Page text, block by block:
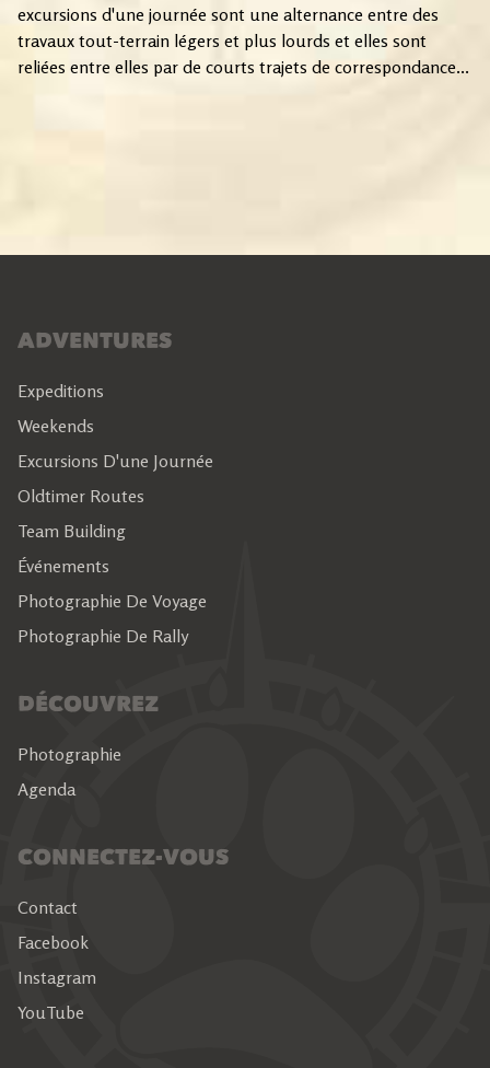
excursions d'une journée sont une alternance entre des
travaux tout-terrain légers et plus lourds et elles sont
reliées entre elles par de courts trajets de correspondance...
ADVENTURES
Expeditions
Weekends
Excursions D'une Journée
Oldtimer Routes
Team Building
Événements
Photographie De Voyage
Photographie De Rally
DÉCOUVREZ
Photographie
Agenda
CONNECTEZ-VOUS
Contact
Facebook
Instagram
YouTube